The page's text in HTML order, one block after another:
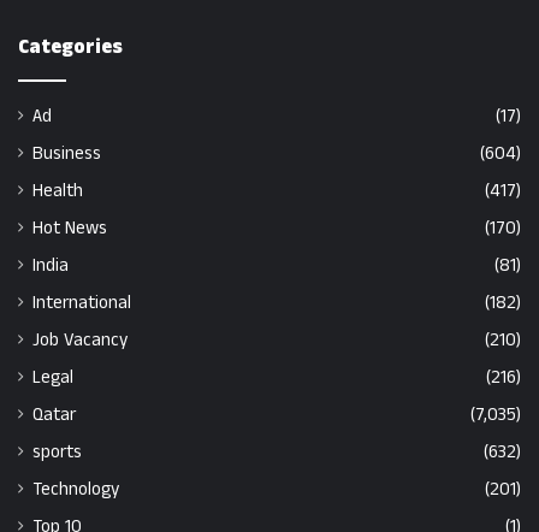
Categories
Ad
(17)
Business
(604)
Health
(417)
Hot News
(170)
India
(81)
International
(182)
Job Vacancy
(210)
Legal
(216)
Qatar
(7,035)
sports
(632)
Technology
(201)
Top 10
(1)